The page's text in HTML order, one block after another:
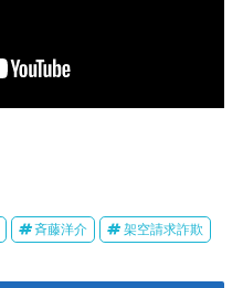
斉藤洋介 架空請求詐欺